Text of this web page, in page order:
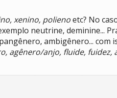
xenino, polienoetc? No
neutrine, deminine...
ambigênero... com
agênero/anjo, fluide,